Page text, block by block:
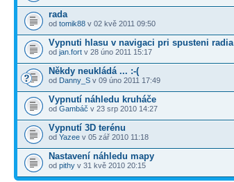
rada
od tomik88 v 02 kvě 2011 09:50
Vypnuti hlasu v navigaci pri spusteni radia
od jan.fort v 28 úno 2011 15:17
Někdy neukládá ... :-(
od Danny_S v 09 úno 2011 17:49
Vypnutí náhledu kruháče
od Gambáč v 23 srp 2010 14:27
Vypnutí 3D terénu
od Yazee v 05 zář 2010 11:18
Nastavení náhledu mapy
od pithy v 31 kvě 2010 20:15